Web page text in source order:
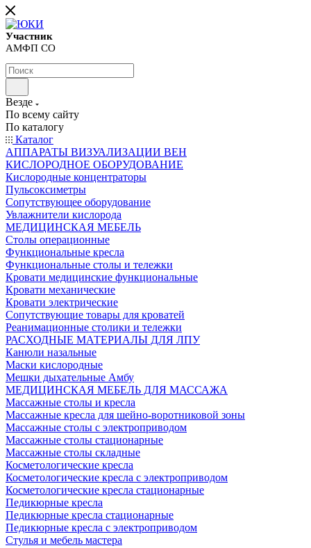
Участник
АМФП СО
Везде
По всему сайту
По каталогу
Каталог
АППАРАТЫ ВИЗУАЛИЗАЦИИ ВЕН
КИСЛОРОДНОЕ ОБОРУДОВАНИЕ
Кислородные концентраторы
Пульсоксиметры
Сопутствующее оборудование
Увлажнители кислорода
МЕДИЦИНСКАЯ МЕБЕЛЬ
Столы операционные
Функциональные кресла
Функциональные столы и тележки
Кровати медицинские функциональные
Кровати механические
Кровати электрические
Сопутствующие товары для кроватей
Реанимационные столики и тележки
РАСХОДНЫЕ МАТЕРИАЛЫ ДЛЯ ЛПУ
Канюли назальные
Маски кислородные
Мешки дыхательные Амбу
МЕДИЦИНСКАЯ МЕБЕЛЬ ДЛЯ МАССАЖА
Массажные столы и кресла
Массажные кресла для шейно-воротниковой зоны
Массажные столы с электроприводом
Массажные столы стационарные
Массажные столы складные
Косметологические кресла
Косметологические кресла с электроприводом
Косметологические кресла стационарные
Педикюрные кресла
Педикюрные кресла стационарные
Педикюрные кресла с электроприводом
Стулья и мебель мастера